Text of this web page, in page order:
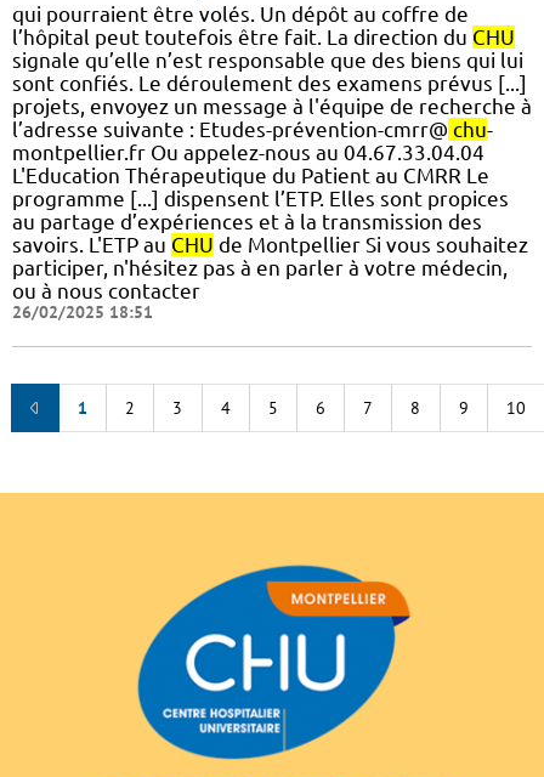
qui pourraient être volés. Un dépôt au coffre de
l’hôpital peut toutefois être fait. La direction du CHU
signale qu’elle n’est responsable que des biens qui lui
sont confiés. Le déroulement des examens prévus [...]
projets, envoyez un message à l'équipe de recherche à
l’adresse suivante : Etudes-prévention-cmrr@ chu-
montpellier.fr Ou appelez-nous au 04.67.33.04.04
L'Education Thérapeutique du Patient au CMRR Le
programme [...] dispensent l’ETP. Elles sont propices
au partage d’expériences et à la transmission des
savoirs. L'ETP au CHU de Montpellier Si vous souhaitez
participer, n'hésitez pas à en parler à votre médecin,
ou à nous contacter
26/02/2025 18:51
1 2 3 4 5 6 7 8 9 10